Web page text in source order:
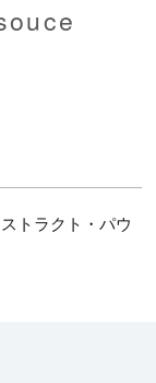
トラクト・パウ